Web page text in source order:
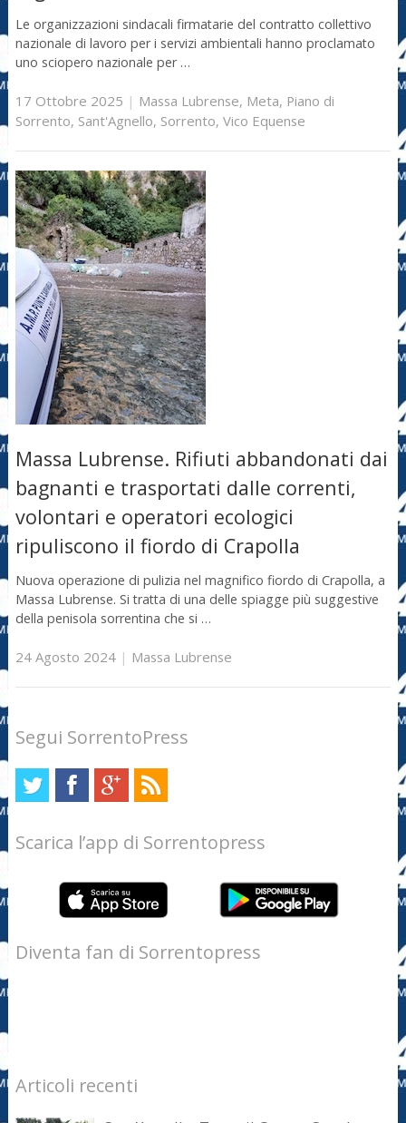
Le organizzazioni sindacali firmatarie del contratto collettivo
nazionale di lavoro per i servizi ambientali hanno proclamato
uno sciopero nazionale per …
17 Ottobre 2025 | Massa Lubrense, Meta, Piano di
Sorrento, Sant'Agnello, Sorrento, Vico Equense
Massa Lubrense. Rifiuti abbandonati dai
bagnanti e trasportati dalle correnti,
volontari e operatori ecologici
ripuliscono il fiordo di Crapolla
Nuova operazione di pulizia nel magnifico fiordo di Crapolla, a
Massa Lubrense. Si tratta di una delle spiagge più suggestive
della penisola sorrentina che si …
24 Agosto 2024| Massa Lubrense
Segui SorrentoPress
Scarica l’app di Sorrentopress
Diventa fan di Sorrentopress
Articoli recenti